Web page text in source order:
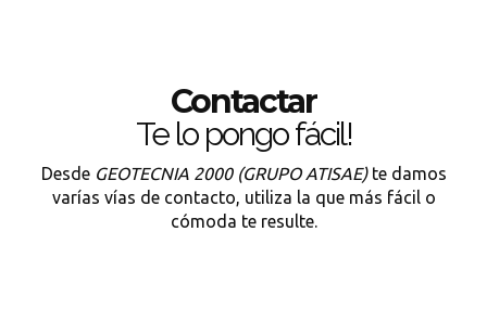
Contactar
Te lo pongo fácil!
Desde GEOTECNIA 2000 (GRUPO ATISAE)te damos
varías vías de contacto, utiliza la que más fácil o
cómoda te resulte.